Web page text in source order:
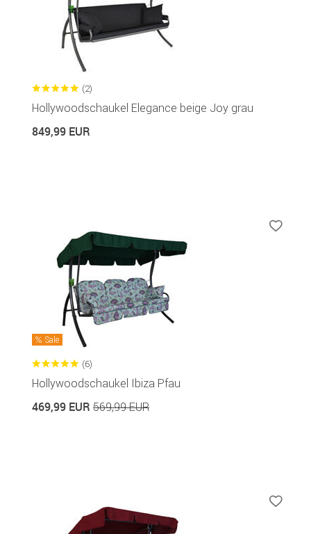
(2)
Hollywoodschaukel Elegance beige Joy grau
849,99 EUR
Sale
(6)
Hollywoodschaukel Ibiza Pfau
469,99 EUR 569,99 EUR